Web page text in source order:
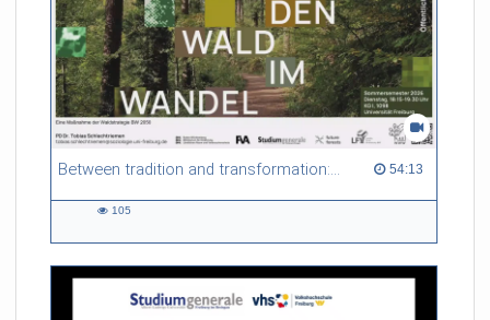
Between tradition and transformation: how owners, advisers and institutions co-create knowledge for resilient forests in Europe 54:13
54:13 duration
105